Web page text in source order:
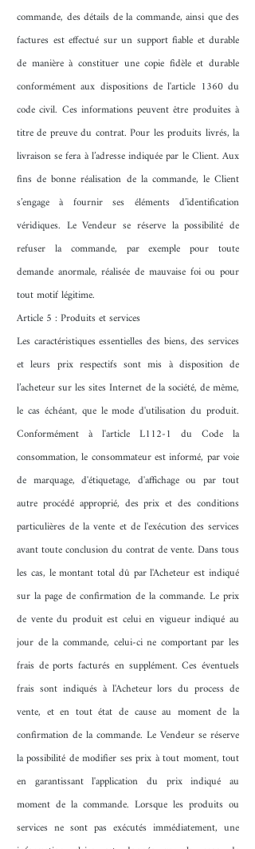
commande, des détails de la commande, ainsi que des
factures est effectué sur un support fiable et durable
de manière à constituer une copie fidèle et durable
conformément aux dispositions de l'article 1360 du
code civil. Ces informations peuvent être produites à
titre de preuve du contrat. Pour les produits livrés, la
livraison se fera à l’adresse indiquée par le Client. Aux
fins de bonne réalisation de la commande, le Client
s’engage à fournir ses éléments d’identification
véridiques. Le Vendeur se réserve la possibilité de
refuser la commande, par exemple pour toute
demande anormale, réalisée de mauvaise foi ou pour
tout motif légitime.
Article 5 : Produits et services
Les caractéristiques essentielles des biens, des services
et leurs prix respectifs sont mis à disposition de
l’acheteur sur les sites Internet de la société, de même,
le cas échéant, que le mode d'utilisation du produit.
Conformément à l'article L112-1 du Code la
consommation, le consommateur est informé, par voie
de marquage, d'étiquetage, d'affichage ou par tout
autre procédé approprié, des prix et des conditions
particulières de la vente et de l'exécution des services
avant toute conclusion du contrat de vente. Dans tous
les cas, le montant total dû par l'Acheteur est indiqué
sur la page de confirmation de la commande. Le prix
de vente du produit est celui en vigueur indiqué au
jour de la commande, celui-ci ne comportant par les
frais de ports facturés en supplément. Ces éventuels
frais sont indiqués à l'Acheteur lors du process de
vente, et en tout état de cause au moment de la
confirmation de la commande. Le Vendeur se réserve
la possibilité de modifier ses prix à tout moment, tout
en garantissant l'application du prix indiqué au
moment de la commande. Lorsque les produits ou
services ne sont pas exécutés immédiatement, une